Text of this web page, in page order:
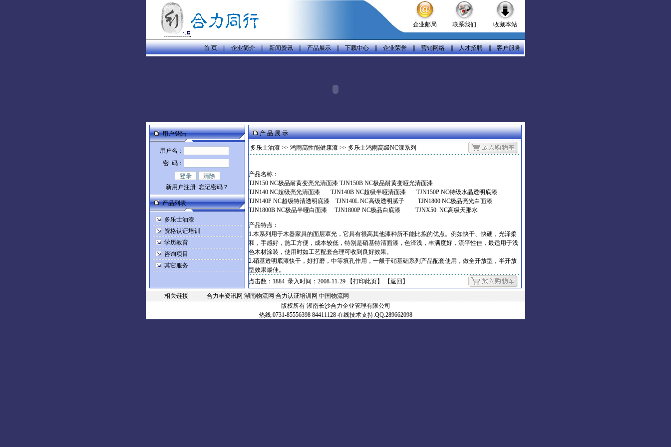
企业邮局 联系我们 收藏本站
首 页||企业简介||新闻资讯||产品展示||下载中心||企业荣誉||营销网络||人才招聘||客户服务
用户登陆
用户名：
密 码：
新用户注册 忘记密码？
产品列表
多乐士油漆
资格认证培训
学历教育
咨询项目
其它服务
产 品 展 示
多乐士油漆 >> 鸿雨高性能健康漆 >> 多乐士鸿雨高级NC漆系列
产品名称：
TJN150 NC极品耐黄变亮光清面漆 TJN150B NC极品耐黄变哑光清面漆
TJN140 NC超级亮光清面漆 TJN140B NC超级半哑清面漆 TJN150P NC特级水晶透明底漆
TJN140P NC超级特清透明底漆 TJN140L NC高级透明腻子 TJN1800 NC极品亮光白面漆
TJN1800B NC极品半哑白面漆 TJN1800P NC极品白底漆 TJNX50 NC高级天那水
产品特点：
1.本系列用于木器家具的面层罩光，它具有很高其他漆种所不能比拟的优点。例如快干、快硬，光泽柔
和，手感好，施工方便，成本较低，特别是硝基特清面漆，色泽浅，丰满度好，流平性佳，最适用于浅
色木材涂装，使用时如工艺配套合理可收到良好效果。
2.硝基透明底漆快干，好打磨，中等填孔作用，一般于硝基础系列产品配套使用，做全开放型，半开放
型效果最佳。
点击数：1884 录入时间：2008-11-29 【打印此页】 【返回 】
相关链接 合力丰资讯网 湖南物流网 合力认证培训网 中国物流网
版权所有 湖南长沙合力企业管理有限公司
热线:0731-85556398 84411128 在线技术支持:QQ:289662098